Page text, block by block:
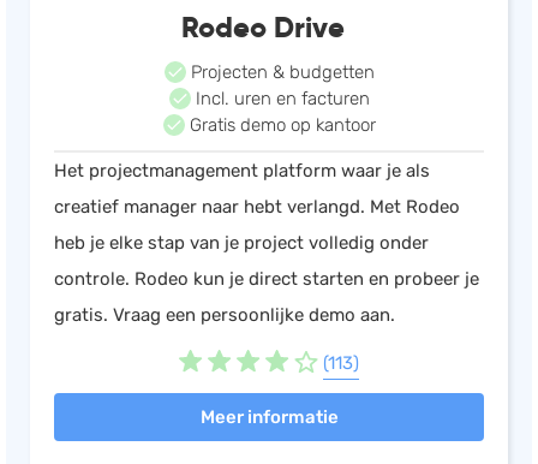
Rodeo Drive
Projecten & budgetten
Incl. uren en facturen
Gratis demo op kantoor
Het projectmanagement platform waar je als
creatief manager naar hebt verlangd. Met Rodeo
heb je elke stap van je project volledig onder
controle. Rodeo kun je direct starten en probeer je
gratis. Vraag een persoonlijke demo aan.
(113)
Meer informatie